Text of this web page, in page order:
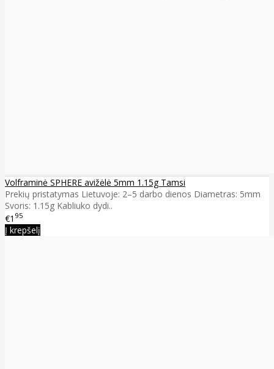
Volframinė SPHERE avižėlė 5mm 1.15g Tamsi
Prekių pristatymas Lietuvoje: 2–5 darbo dienos Diametras: 5mm
Svoris: 1.15g Kabliuko dydi..
€1 95
Į krepšelį